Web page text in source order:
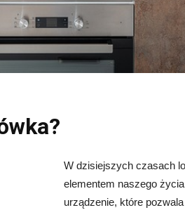
W dzisiejszych czasach
elementem naszego
urządzenie, które